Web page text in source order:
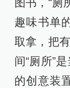
趣味书单
取拿，把
间“厕所”
的创意装